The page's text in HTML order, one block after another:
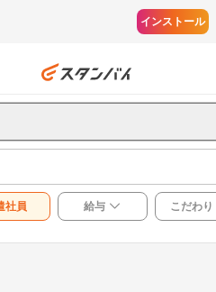
インストール
社員 給与 こだわり